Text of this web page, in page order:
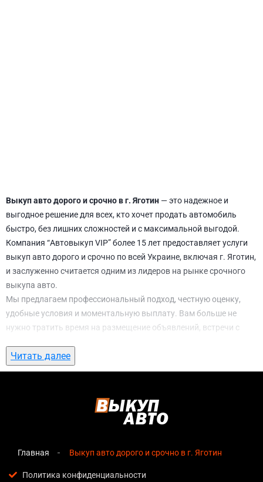
Выкуп авто дорого и срочно в г. Яготин — это надежное и
выгодное решение для всех, кто хочет продать автомобиль
быстро, без лишних сложностей и с максимальной выгодой.
Компания “Автовыкуп VIP” более 15 лет предоставляет услуги
выкуп авто дорого и срочно по всей Украине, включая г. Яготин,
и заслуженно считается одним из лидеров на рынке срочного
выкупа авто.
Мы предлагаем профессиональный подход, честную оценку,
удобные условия и моментальную выплату. Вам больше не
нужно тратить время на размещение объявлений, встречи с
ожидание. С нами вы можете
Яготинвсего за 1 день.
авто дорого и срочно в г. Яготин
озвучивается сразу после обращения, без скрытых
Прозрачные условия— все этапы сделки полностью
Читать далее
Главная Выкуп авто дорого и срочно в г. Яготин
Политика конфиденциальности